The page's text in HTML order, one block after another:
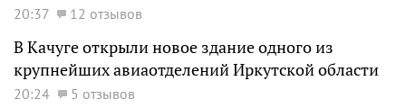
20:37 12 отзывов
В Качуге открыли новое здание одного из
крупнейших авиаотделений Иркутской области
20:24
5 отзывов